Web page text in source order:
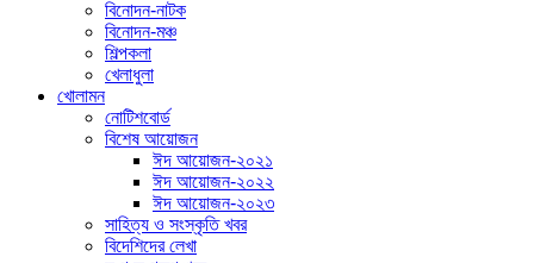
বিনোদন-নাটক
বিনোদন-মঞ্চ
শিল্পকলা
খেলাধুলা
খোলামন
নোটিশবোর্ড
বিশেষ আয়োজন
ঈদ আয়োজন-২০২১
ঈদ আয়োজন-২০২২
ঈদ আয়োজন-২০২৩
সাহিত্য ও সংস্কৃতি খবর
বিদেশিদের লেখা